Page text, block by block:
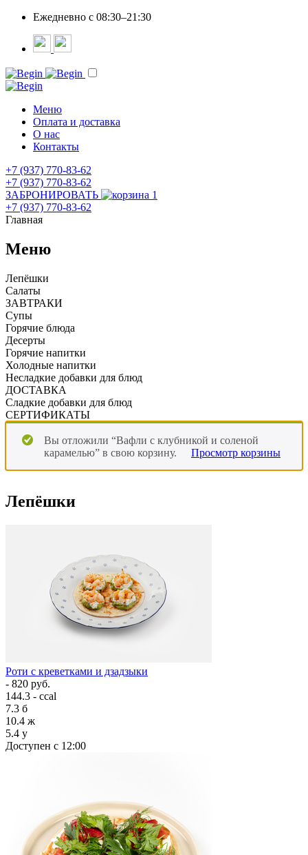
Ежедневно c 08:30–21:30
Меню
Оплата и доставка
О нас
Контакты
+7 (937) 770-83-62
+7 (937) 770-83-62
ЗАБРОНИРОВАТЬ
1
+7 (937) 770-83-62
Главная
Меню
Лепёшки
Салаты
ЗАВТРАКИ
Супы
Горячие блюда
Десерты
Горячие напитки
Холодные напитки
Несладкие добавки для блюд
ДОСТАВКА
Сладкие добавки для блюд
СЕРТИФИКАТЫ
Вы отложили “Вафли с клубникой и соленой
карамелью” в свою корзину.
Просмотр корзины
Лепёшки
Роти с креветками и дзадзыки
- 820 руб.
144.3 - ccal
7.3 б
10.4 ж
5.4 у
Доступен с 12:00